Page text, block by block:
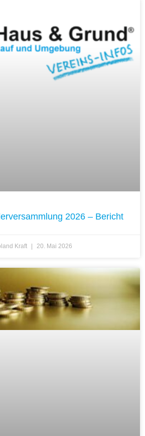
2026 – Bericht
Kraft 20. Mai 2026